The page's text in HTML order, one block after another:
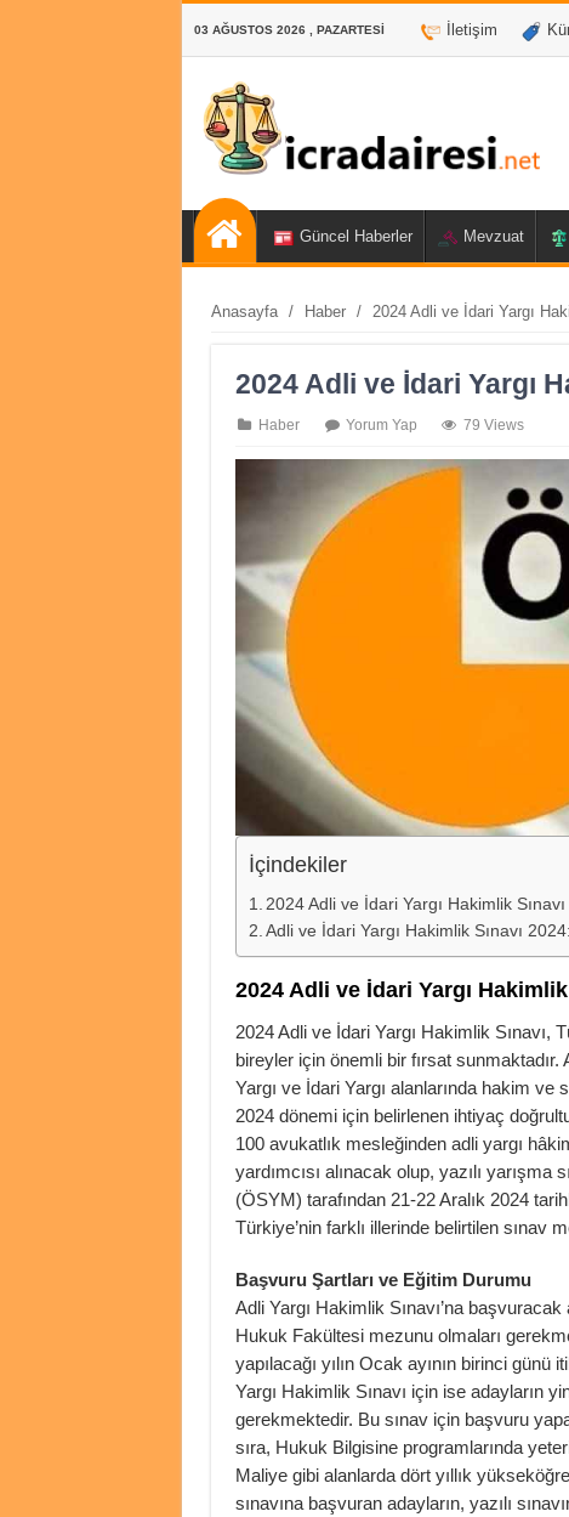
03 AĞUSTOS 2026 , PAZARTESI İletişim
Güncel Haberler Mevzuat
Anasayfa / Haber / 2024 Adli ve İdari Yargı
2024 Adli ve İdari Yargı
Haber Yorum Yap 79 Views
İçindekiler
2024 Adli ve İdari Yargı Hakimlik
Adli ve İdari Yargı Hakimlik Sınavı
2024 Adli ve İdari Yargı
2024 Adli ve İdari Yargı Hakimlik Sınavı,
bireyler için önemli bir fırsat sunmaktadır.
Yargı ve İdari Yargı alanlarında hakim ve
2024 dönemi için belirlenen ihtiyaç
100 avukatlık mesleğinden adli yargı
yardımcısı alınacak olup, yazılı
(ÖSYM) tarafından 21-22 Aralık 2024
Türkiye’nin farklı illerinde belirtilen sınav
Başvuru Şartları ve Eğitim Durumu
Adli Yargı Hakimlik Sınavı’na
Hukuk Fakültesi mezunu olmaları
yapılacağı yılın Ocak ayının birinci günü
Yargı Hakimlik Sınavı için ise adayların
gerekmektedir. Bu sınav için başvuru
sıra, Hukuk Bilgisine programlarında
Maliye gibi alanlarda dört yıllık
sınavına başvuran adayların, yazılı